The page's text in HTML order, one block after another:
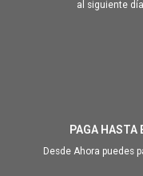
al siguiente
PAGA HASTA
Desde Ahora puedes